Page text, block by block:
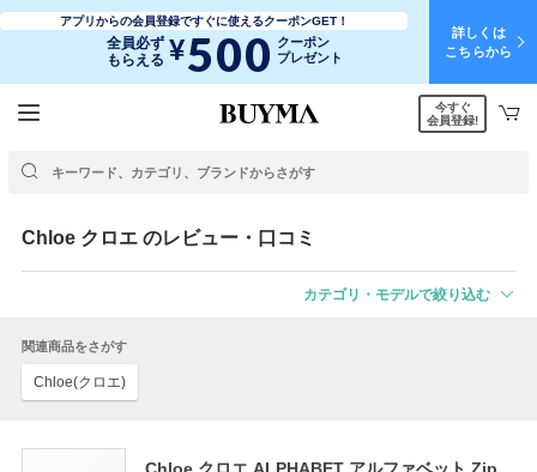
アプリからの会員登録ですぐに使えるクーポンGET！
全員必ず
もらえる ¥500 クーポン
プレゼント
詳しくは
こちらから
今すぐ
会員登録!
Chloe クロエのレビュー・口コミ
カテゴリ・モデルで絞り込む
関連商品をさがす
Chloe(クロエ)
Chloe クロエ ALPHABET アルファベット Zip